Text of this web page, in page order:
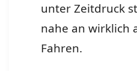
unter Zeitdruck
nahe an wirklich
Fahren.